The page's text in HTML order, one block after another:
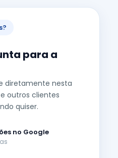
para a
diretamente nesta
outros clientes
quiser.
no Google